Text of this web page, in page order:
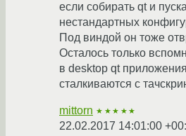
если собирать qt и
нестандартных
Под виндой он тоже
Осталось только
в desktop qt
сталкиваются с
mittorn ★★★★★
22.02.2017 14:01:00